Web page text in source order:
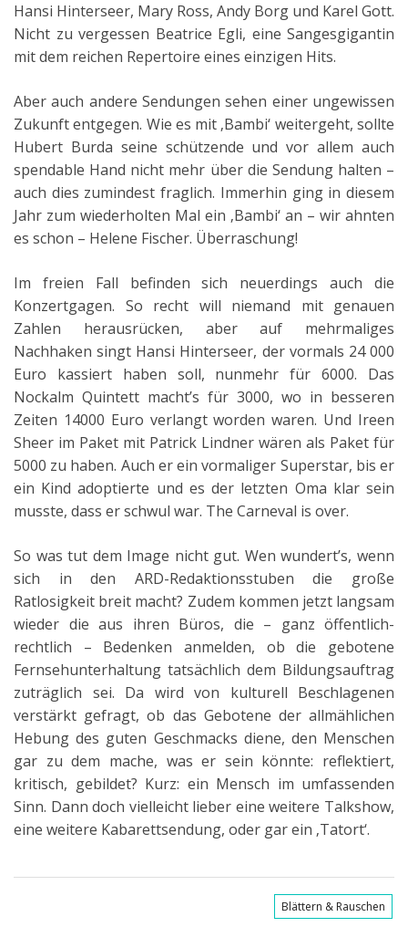
Hansi Hinterseer, Mary Ross, Andy Borg und Karel Gott.
Nicht zu vergessen Beatrice Egli, eine Sangesgigantin
mit dem reichen Repertoire eines einzigen Hits.
Aber auch andere Sendungen sehen einer ungewissen
Zukunft entgegen. Wie es mit ‚Bambi‘ weitergeht, sollte
Hubert Burda seine schützende und vor allem auch
spendable Hand nicht mehr über die Sendung halten –
auch dies zumindest fraglich. Immerhin ging in diesem
Jahr zum wiederholten Mal ein ‚Bambi‘ an – wir ahnten
es schon – Helene Fischer. Überraschung!
Im freien Fall befinden sich neuerdings auch die
Konzertgagen. So recht will niemand mit genauen
Zahlen herausrücken, aber auf mehrmaliges
Nachhaken singt Hansi Hinterseer, der vormals 24 000
Euro kassiert haben soll, nunmehr für 6000. Das
Nockalm Quintett macht’s für 3000, wo in besseren
Zeiten 14000 Euro verlangt worden waren. Und Ireen
Sheer im Paket mit Patrick Lindner wären als Paket für
5000 zu haben. Auch er ein vormaliger Superstar, bis er
ein Kind adoptierte und es der letzten Oma klar sein
musste, dass er schwul war. The Carneval is over.
So was tut dem Image nicht gut. Wen wundert’s, wenn
sich in den ARD-Redaktionsstuben die große
Ratlosigkeit breit macht? Zudem kommen jetzt langsam
wieder die aus ihren Büros, die – ganz öffentlich-
rechtlich – Bedenken anmelden, ob die gebotene
Fernsehunterhaltung tatsächlich dem Bildungsauftrag
zuträglich sei. Da wird von kulturell Beschlagenen
verstärkt gefragt, ob das Gebotene der allmählichen
Hebung des guten Geschmacks diene, den Menschen
gar zu dem mache, was er sein könnte: reflektiert,
kritisch, gebildet? Kurz: ein Mensch im umfassenden
Sinn. Dann doch vielleicht lieber eine weitere Talkshow,
eine weitere Kabarettsendung, oder gar ein ‚Tatort‘.
Blättern & Rauschen